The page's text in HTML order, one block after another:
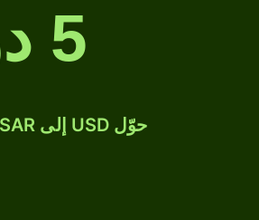
5 دولار أمريكي إلى ريال سعودي